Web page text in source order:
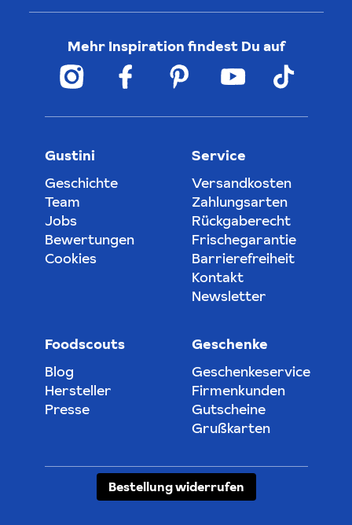
Mehr Inspiration findest Du auf
Gustini
Geschichte
Team
Jobs
Bewertungen
Cookies
Service
Versandkosten
Zahlungsarten
Rückgaberecht
Frischegarantie
Barrierefreiheit
Kontakt
Newsletter
Foodscouts
Blog
Hersteller
Presse
Geschenke
Geschenkeservice
Firmenkunden
Gutscheine
Grußkarten
Bestellung widerrufen